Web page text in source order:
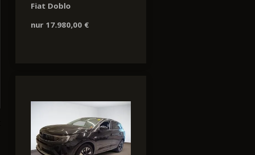
Fiat Doblo
nur 17.980,00 €